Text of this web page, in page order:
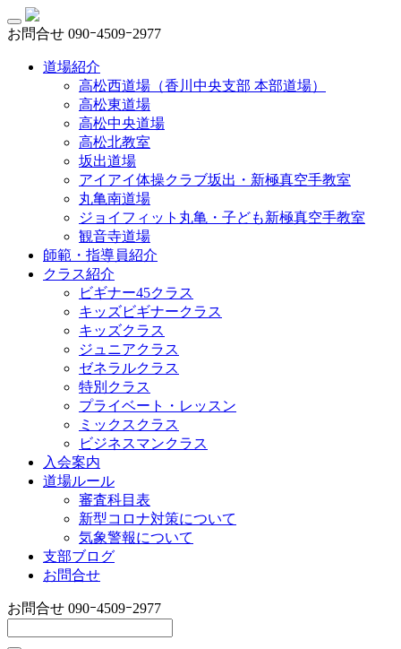
お問合せ 090ｰ4509ｰ2977
道場紹介
高松西道場（香川中央支部 本部道場）
高松東道場
高松中央道場
高松北教室
坂出道場
アイアイ体操クラブ坂出・新極真空手教室
丸亀南道場
ジョイフィット丸亀・子ども新極真空手教室
観音寺道場
師範・指導員紹介
クラス紹介
ビギナー45クラス
キッズビギナークラス
キッズクラス
ジュニアクラス
ゼネラルクラス
特別クラス
プライベート・レッスン
ミックスクラス
ビジネスマンクラス
入会案内
道場ルール
審査科目表
新型コロナ対策について
気象警報について
支部ブログ
お問合せ
お問合せ 090ｰ4509ｰ2977